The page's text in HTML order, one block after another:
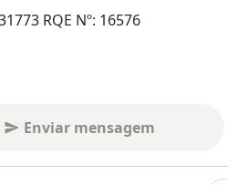
RQE Nº: 16576
Enviar mensagem